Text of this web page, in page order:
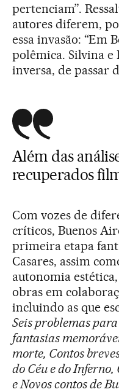
pertenciam”.
autores diferem,
essa invasão: “Em
polêmica. Silvina e
inversa, de passar
Além das
recuperados
Com vozes de
críticos, Buenos
primeira etapa
Casares, assim
autonomia
obras em
incluindo as que
Seis problemas
fantasias
morte, Contos
do Céu e do Inferno,
e Novos contos de